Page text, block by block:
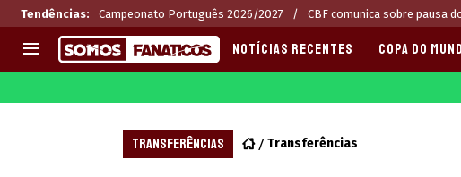
Tendências: Campeonato Português 2026/2027 CBF comunica sobre pausa
CHAMPIONS LEAGUE
Melhores sites de apostas 2025
Últimas
NOTÍCIAS RECENTES COPA DO
TRANSFERÊNCIAS Transferências